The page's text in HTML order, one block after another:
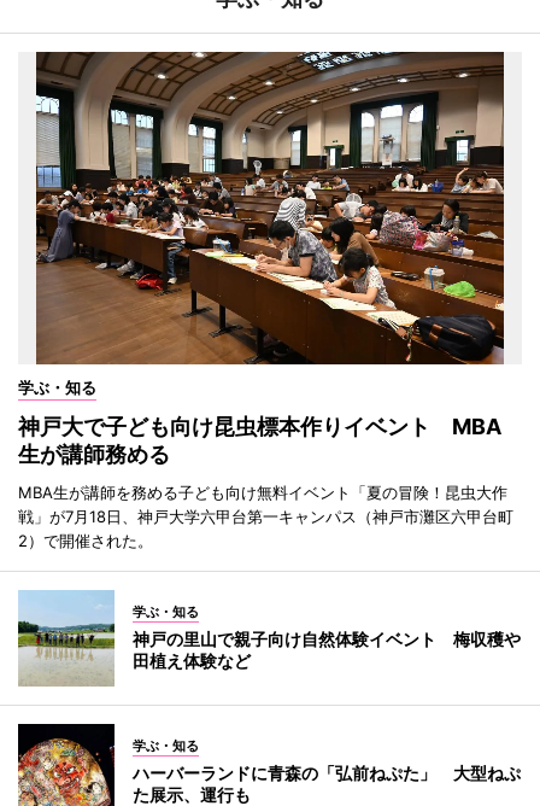
学ぶ・知る
神戸大で子ども向け昆虫標本作りイベント MBA
生が講師務める
MBA生が講師を務める子ども向け無料イベント「夏の冒険！昆虫大作
戦」が7月18日、神戸大学六甲台第一キャンパス（神戸市灘区六甲台町
2）で開催された。
学ぶ・知る
神戸の里山で親子向け自然体験イベント 梅収穫や
田植え体験など
学ぶ・知る
ハーバーランドに青森の「弘前ねぷた」 大型ねぷ
た展示、運行も